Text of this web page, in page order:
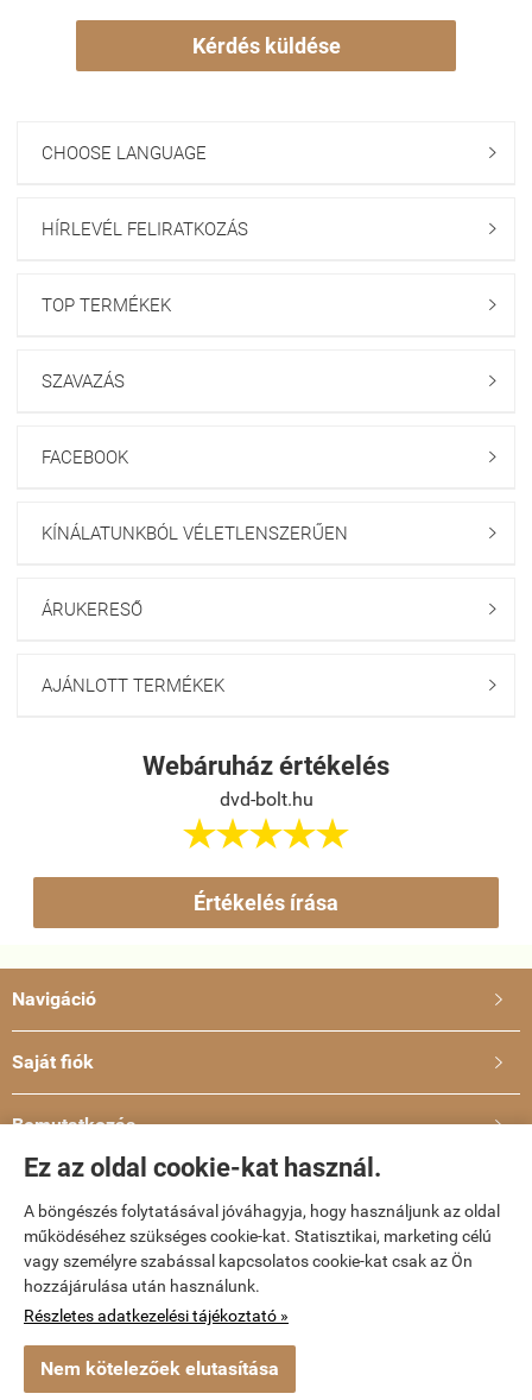
Ez az oldal cookie-kat használ.
A böngészés folytatásával jóváhagyja, hogy használjunk az oldal
működéséhez szükséges cookie-kat. Statisztikai, marketing célú
vagy személyre szabással kapcsolatos cookie-kat csak az Ön
hozzájárulása után használunk.
Részletes adatkezelési tájékoztató »
Nem kötelezőek elutasítása
Kérdés küldése
CHOOSE LANGUAGE 
HÍRLEVÉL FELIRATKOZÁS 
TOP TERMÉKEK 
SZAVAZÁS 
FACEBOOK 
KÍNÁLATUNKBÓL VÉLETLENSZERŰEN 
ÁRUKERESŐ 
AJÁNLOTT TERMÉKEK 
Webáruház értékelés
dvd-bolt.hu

Értékelés írása
Navigáció 
Saját fiók 
Bemutatkozás 
dvd-bolt.hu -Kemény Gábor EV-ÁSZF-Adatkezelési tájékoztató
Webáruház készítés a StartÜzlettel.